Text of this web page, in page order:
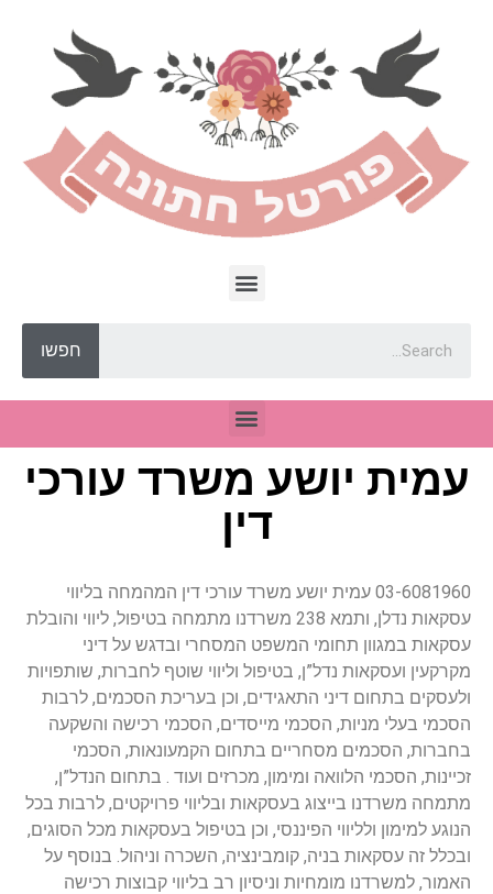
חפשו
עמית יושע משרד עורכי
דין
03-6081960 עמית יושע משרד עורכי דין המהמחה בליווי
עסקאות נדלן, ותמא 238 משרדנו מתמחה בטיפול, ליווי והובלת
עסקאות במגוון תחומי המשפט המסחרי ובדגש על דיני
מקרקעין ועסקאות נדל”ן, בטיפול וליווי שוטף לחברות, שותפויות
ולעסקים בתחום דיני התאגידים, וכן בעריכת הסכמים, לרבות
הסכמי בעלי מניות, הסכמי מייסדים, הסכמי רכישה והשקעה
בחברות, הסכמים מסחריים בתחום הקמעונאות, הסכמי
זכיינות, הסכמי הלוואה ומימון, מכרזים ועוד . בתחום הנדל”ן,
מתמחה משרדנו בייצוג בעסקאות ובליווי פרויקטים, לרבות בכל
הנוגע למימון ולליווי הפיננסי, וכן בטיפול בעסקאות מכל הסוגים,
ובכלל זה עסקאות בניה, קומבינציה, השכרה וניהול. בנוסף על
האמור, למשרדנו מומחיות וניסיון רב בליווי קבוצות רכישה